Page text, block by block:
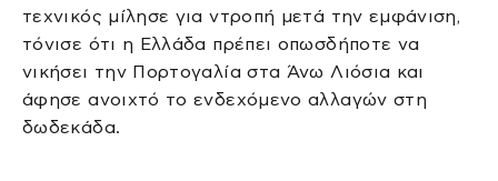
τεχνικός μίλησε για ντροπή μετά την εμφάνιση,
τόνισε ότι η Ελλάδα πρέπει οπωσδήποτε να
νικήσει την Πορτογαλία στα Άνω Λιόσια και
άφησε ανοιχτό το ενδεχόμενο αλλαγών στη
δωδεκάδα.